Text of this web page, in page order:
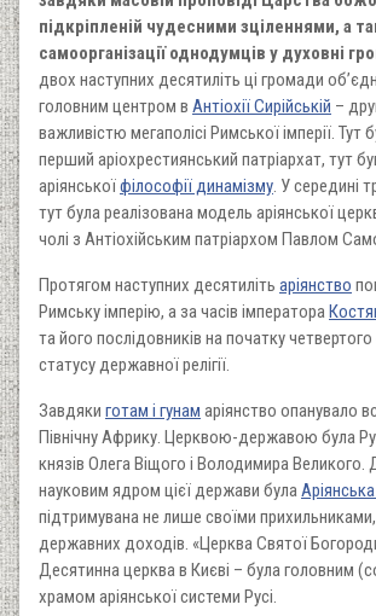
підкріпленій чудесними зціленнями, а
самоорганізації однодумців у духовні
двох наступних десятиліть ці громади
головним центром в Антіохії Сирійській –
важливістю мегаполісі Римської імперії. Тут
перший аріохрестиянський патріархат, тут
аріянськоїфілософії динамізму. У середині
тут була реалізована модель аріянської
чолі з Антіохійським патріархом Павлом
Протягом наступних десятиліть аріянство
Римську імперію, а за часів імператора
та його послідовників на початку
статусу державної релігії.
Завдяки готам і гунам аріянство опанувало
Північну Африку. Церквою-державою була
князів Олега Віщого і Володимира
науковим ядром цієї держави була
підтримувана не лише своїми
державних доходів. «Церква Святої
Десятинна церква в Києві – була головним
храмом аріянської системи Русі.